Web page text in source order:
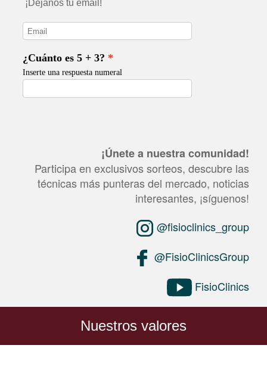
¡Únete a nuestra comunidad!
Participa en exclusivos sorteos, descubre las
técnicas más punteras del mercado, noticias
interesantes, ¡síguenos!
@fisioclinics_group
@FisioClinicsGroup
FisioClinics
Nuestros valores